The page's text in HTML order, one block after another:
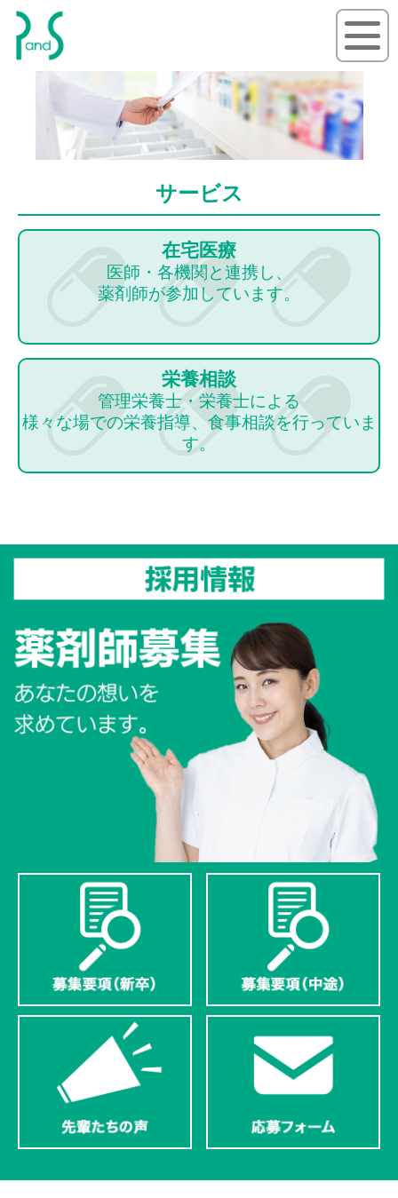
サービス
在宅医療
医師・各機関と連携し、
薬剤師が参加しています。
栄養相談
管理栄養士・栄養士による
様々な場での栄養指導、食事相談を行っていま
す。